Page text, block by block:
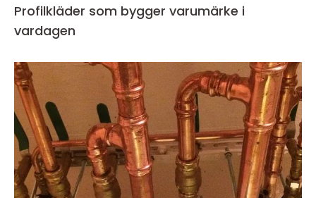
Profilkläder som bygger varumärke i
vardagen